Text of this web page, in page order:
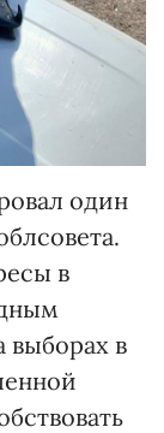
один
в
выборах в